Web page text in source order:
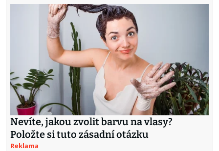
Nevíte, jakou zvolit barvu na vlasy?
Položte si tuto zásadní otázku
Reklama